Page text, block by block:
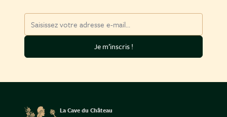
Adresse mail
Je m’inscris !
La Cave du Château